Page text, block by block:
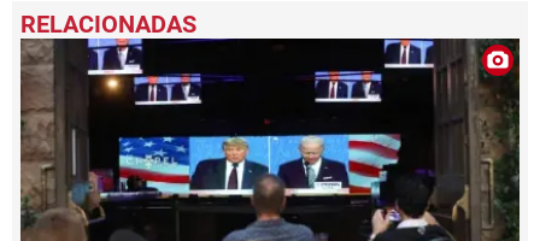
seconds
of
4
minutes,
25
seconds